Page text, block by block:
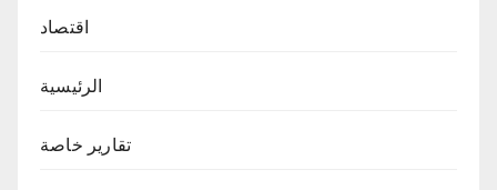
اقتصاد
الرئيسية
تقارير خاصة